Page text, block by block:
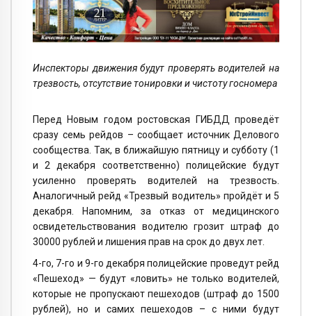
Инспекторы движения будут проверять водителей на
трезвость, отсутствие тонировки и чистоту госномера
Перед Новым годом ростовская ГИБДД проведёт
сразу семь рейдов – сообщает источник Делового
сообщества. Так, в ближайшую пятницу и субботу (1
и 2 декабря соответственно) полицейские будут
усиленно проверять водителей на трезвость.
Аналогичный рейд «Трезвый водитель» пройдёт и 5
декабря. Напомним, за отказ от медицинского
освидетельствования водителю грозит штраф до
30000 рублей и лишения прав на срок до двух лет.
4-го, 7-го и 9-го декабря полицейские проведут рейд
«Пешеход» — будут «ловить» не только водителей,
которые не пропускают пешеходов (штраф до 1500
рублей), но и самих пешеходов – с ними будут